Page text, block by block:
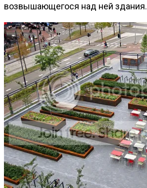
возвышающегося над ней здания.